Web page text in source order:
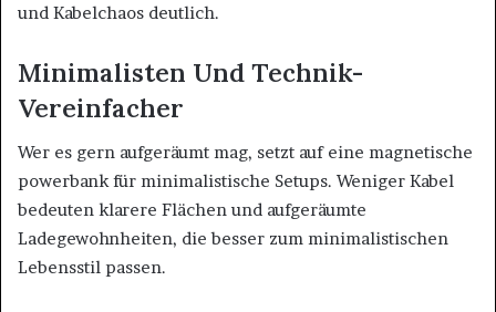
und Kabelchaos deutlich.
Minimalisten Und Technik-
Vereinfacher
Wer es gern aufgeräumt mag, setzt auf eine magnetische
powerbank für minimalistische Setups. Weniger Kabel
bedeuten klarere Flächen und aufgeräumte
Ladegewohnheiten, die besser zum minimalistischen
Lebensstil passen.